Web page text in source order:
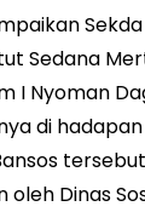
Sedana
I Nyoman
di
oleh Dinas